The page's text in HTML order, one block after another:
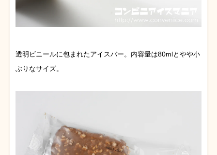
透明ビニールに包まれたアイスバー。内容量は80mlとやや小
ぶりなサイズ。